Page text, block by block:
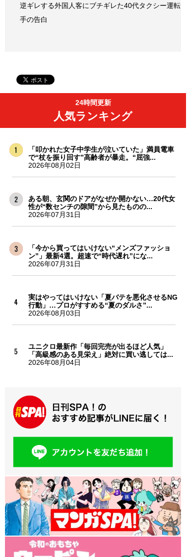
逆ギレする外国人客にブチギレた40代タクシー運転
手の告白
24時間更新
人気ランキング
「叩かれた女子中学生が泣いていた」満員電車
で“杖を振り回す”高齢者が暴走。“屈強...
2026年08月02日
ある朝、玄関のドアがなぜか開かない…20代女
性が“数センチの隙間”から見たものの...
2026年07月31日
「今から買ってはいけない“メンズファッショ
ン”」最新4選。超速で“時代遅れ”にな...
2026年07月31日
実はやってはいけない「夏バテを悪化させるNG
行動」…プロがすすめる“夏のダルさ”...
2026年08月03日
ユニクロ最新作「毎回完売が出るほど人気」
「高級感のある見栄え」絶対に買い逃しては...
2026年08月04日